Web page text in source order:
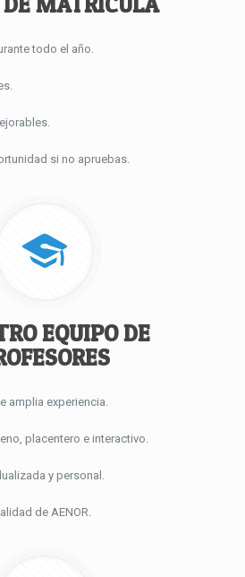
todo el año.
si no apruebas.
EQUIPO DE
amplia experiencia.
placentero e interactivo.
y personal.
de AENOR.